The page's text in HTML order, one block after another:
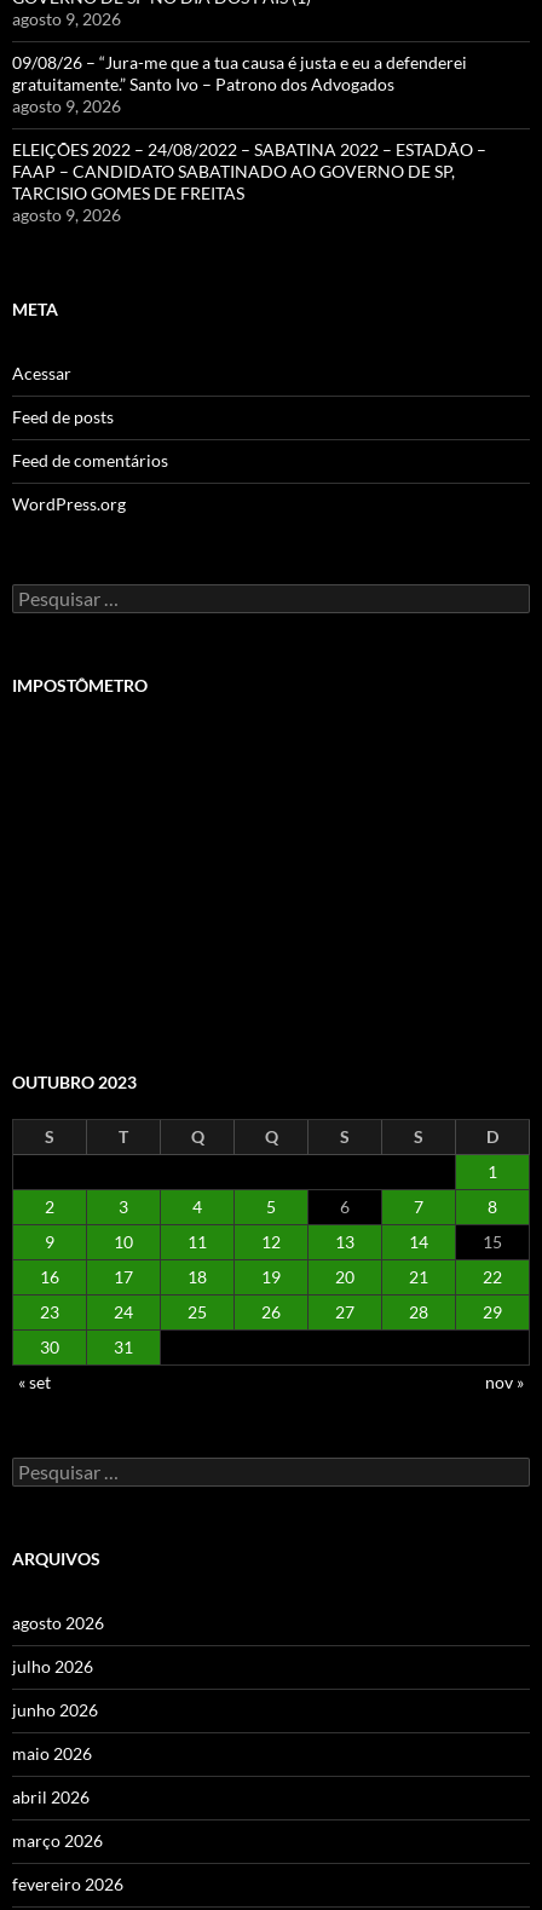
agosto 9, 2026
09/08/26 – “Jura-me que a tua causa é justa e eu a defenderei
gratuitamente.” Santo Ivo – Patrono dos Advogados
agosto 9, 2026
ELEIÇÕES 2022 – 24/08/2022 – SABATINA 2022 – ESTADÃO –
FAAP – CANDIDATO SABATINADO AO GOVERNO DE SP,
TARCISIO GOMES DE FREITAS
agosto 9, 2026
META
Acessar
Feed de posts
Feed de comentários
WordPress.org
Pesquisar
por:
IMPOSTÔMETRO
OUTUBRO 2023
S T Q Q S S
D
1
2
3 4 5 6 7
8
9
10 11 12 13 14
15
16
17 18 19 20 21
22
23
24 25 26 27 28
29
30
31
« set
nov »
Pesquisar
por:
ARQUIVOS
agosto 2026
julho 2026
junho 2026
maio 2026
abril 2026
março 2026
fevereiro 2026